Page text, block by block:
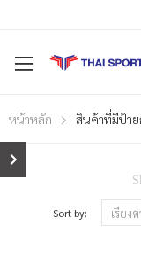
หน้าหลัก สินค้าที่มีป้า
Sort by: